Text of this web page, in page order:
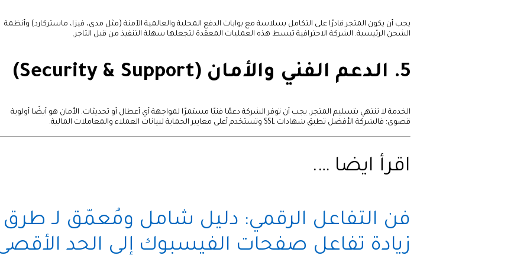
يجب أن يكون المتجر قادرًا على التكامل بسلاسة مع بوابات الدفع المحلية والعالمية الآمنة (مثل مدى، فيزا، ماستركارد) وأنظمة
الشحن الرئيسية. الشركة الاحترافية تبسط هذه العمليات المعقدة لتجعلها سهلة التنفيذ من قبل التاجر.
5. الدعم الفني والأمان (Security & Support)
الخدمة لا تنتهي بتسليم المتجر. يجب أن توفر الشركة دعمًا فنيًا مستمرًا لمواجهة أي أعطال أو تحديثات. الأمان هو أيضًا أولوية
قصوى؛ فالشركة الأفضل تطبق شهادات SSL وتستخدم أعلى معايير الحماية لبيانات العملاء والمعاملات المالية.
اقرأ ايضا ….
فن التفاعل الرقمي: دليل شامل ومُعمّق لـ طرق
زيادة تفاعل صفحات الفيسبوك إلى الحد